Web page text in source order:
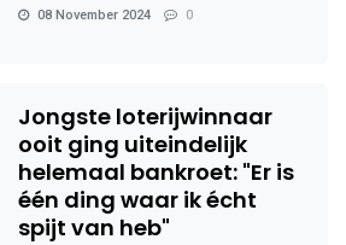
08 November 2024 0
Jongste loterijwinnaar
ooit ging uiteindelijk
helemaal bankroet: "Er is
één ding waar ik écht
spijt van heb"